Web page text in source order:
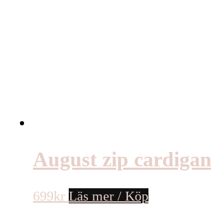
August zip cardigan
699kr Läs mer / Köp